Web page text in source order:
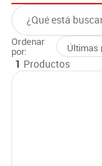
1 Productos
Ordenar
por: